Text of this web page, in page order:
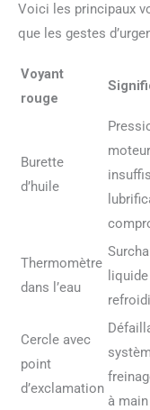
Voici les principaux
que les gestes
Voyant
rouge
Burette
d’huile
moteur
Thermomètre
dans l’eau
Cercle avec
point
d’exclamation
à